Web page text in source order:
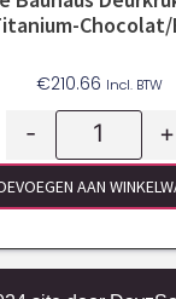
€210.66 Incl. BTW
- +
AAN